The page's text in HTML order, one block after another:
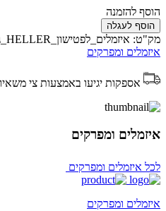
הוסף להזמנה
הוסף לעגלה
מק"ט: איזמלים_לפטישון_HELLER_גרמניה
איזמלים ומפרקים
אספקות יגיעו באמצעות צי
איזמלים ומפרקים
לכל איזמלים ומפרקים
איזמלים ומפרקים